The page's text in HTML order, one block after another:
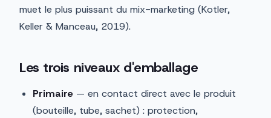
muet le plus puissant du mix-marketing (Kotler,
Keller & Manceau, 2019).
Les trois niveaux d'emballage
Primaire — en contact direct avec le produit
(bouteille, tube, sachet) : protection,